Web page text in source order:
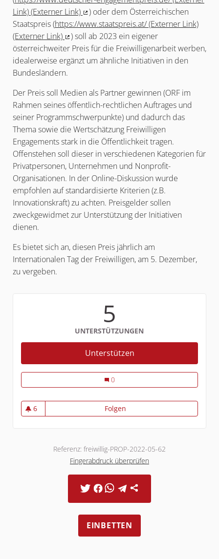
Link) (Externer Link)
(Externer Link)
) oder dem Österreichischen
Staatspreis (https://www.staatspreis.at/ (Externer Link)
(Externer Link)
(Externer Link)
) soll ab 2023 ein eigener
österreichweiter Preis für die Freiwilligenarbeit werben,
idealerweise ergänzt um ähnliche Initiativen in den
Bundesländern.
Der Preis soll Medien als Partner gewinnen (ORF im
Rahmen seines öffentlich-rechtlichen Auftrages und
seiner Programmschwerpunkte) und dadurch das
Thema sowie die Wertschätzung Freiwilligen
Engagements stark in die Öffentlichkeit tragen.
Offenstehen soll dieser in verschiedenen Kategorien für
Privatpersonen, Unternehmen und Nonprofit-
Organisationen. In der Online-Diskussion wurde
empfohlen auf standardisierte Kriterien (z.B.
Innovationskraft) zu achten. Preisgelder sollen
zweckgewidmet zur Unterstützung der Initiativen
dienen.
Es bietet sich an, diesen Preis jährlich am
Internationalen Tag der Freiwilligen, am 5. Dezember,
zu vergeben.
5
UNTERSTÜTZUNGEN
Unterstützen
Freiwilligenpreis
0
6
6 Follower
Folgen
Referenz: freiwillig-PROP-2022-05-62
Fingerabdruck überprüfen
EINBETTEN